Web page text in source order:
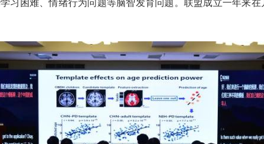
习困难、情绪行为问题等脑智发育问题。联盟成立一年来